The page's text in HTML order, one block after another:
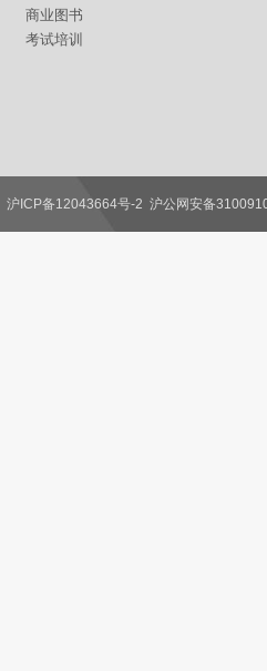
商业图书
考试培训
沪ICP备12043664号-2 沪公网安备